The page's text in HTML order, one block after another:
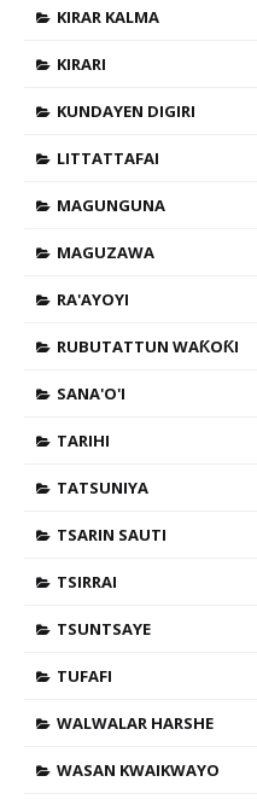
KIRAR KALMA
KIRARI
KUNDAYEN DIGIRI
LITTATTAFAI
MAGUNGUNA
MAGUZAWA
RA'AYOYI
RUBUTATTUN WAƘOƘI
SANA'O'I
TARIHI
TATSUNIYA
TSARIN SAUTI
TSIRRAI
TSUNTSAYE
TUFAFI
WALWALAR HARSHE
WASAN KWAIKWAYO